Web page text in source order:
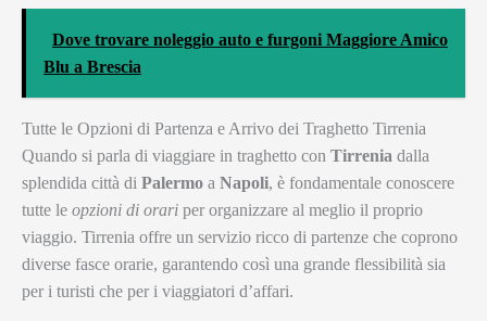
Dove trovare noleggio auto e furgoni Maggiore Amico
Blu a Brescia
Tutte le Opzioni di Partenza e Arrivo dei Traghetto Tirrenia
Quando si parla di viaggiare in traghetto con Tirrenia dalla
splendida città di Palermo a Napoli, è fondamentale conoscere
tutte le opzioni di orari per organizzare al meglio il proprio
viaggio. Tirrenia offre un servizio ricco di partenze che coprono
diverse fasce orarie, garantendo così una grande flessibilità sia
per i turisti che per i viaggiatori d’affari.